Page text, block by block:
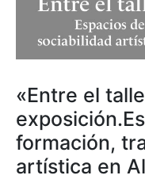
«Entre el
formación,
artística en